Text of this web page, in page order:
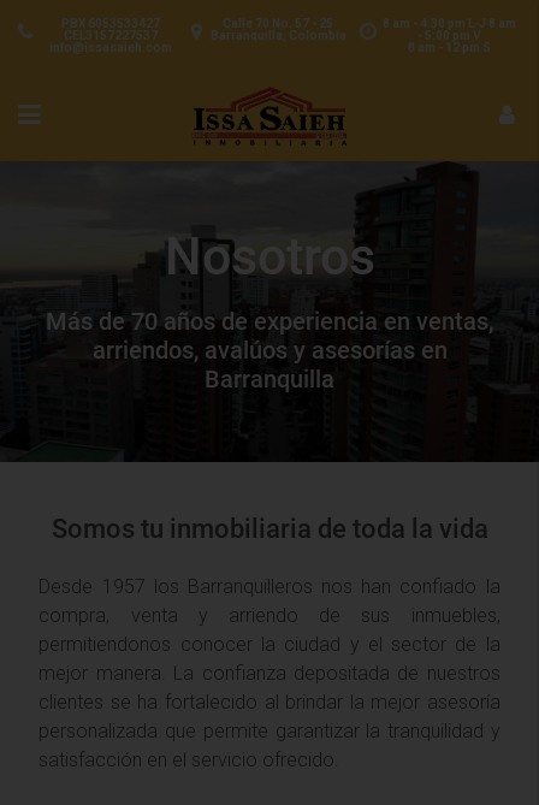
8 am - 4:30 pm L-J 8 am
- 5:00 pm V
8 am - 12 pm S
Calle 70 No. 57 - 25
Barranquilla, Colombia
PBX 6053533427
CEL3157227537
info@issasaieh.com
Nosotros
Más de 70 años de experiencia en ventas,
arriendos, avalúos y asesorías en
Barranquilla
Somos tu inmobiliaria de toda la vida
Desde 1957 los Barranquilleros nos han confiado la
compra, venta y arriendo de sus inmuebles,
permitiendonos conocer la ciudad y el sector de la
mejor manera. La confianza depositada de nuestros
clientes se ha fortalecido al brindar la mejor asesoría
personalizada que permite garantizar la tranquilidad y
satisfacción en el servicio ofrecido.